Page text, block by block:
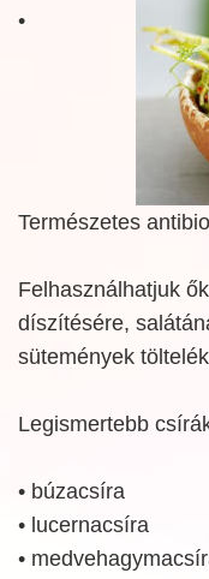
•
Természetes
Felhasználhatjuk
díszítésére,
sütemények
Legismertebb
• búzacsíra
• lucernacsíra
•